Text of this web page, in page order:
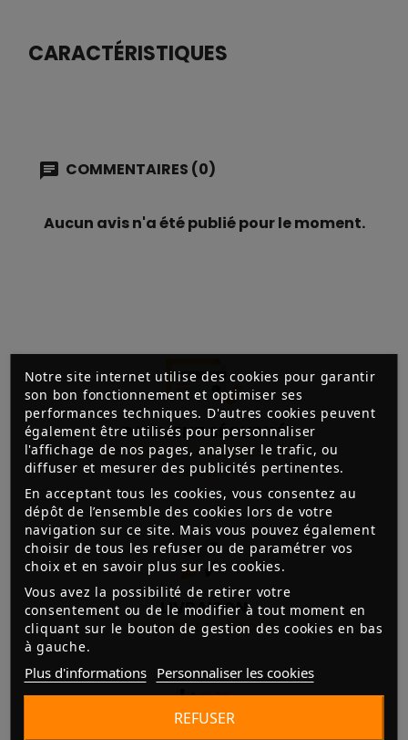
Notre site internet utilise des cookies pour garantir
son bon fonctionnement et optimiser ses
performances techniques. D'autres cookies peuvent
également être utilisés pour personnaliser
l'affichage de nos pages, analyser le trafic, ou
diffuser et mesurer des publicités pertinentes.
En acceptant tous les cookies, vous consentez au
dépôt de l’ensemble des cookies lors de votre
navigation sur ce site. Mais vous pouvez également
choisir de tous les refuser ou de paramétrer vos
choix et en savoir plus sur les cookies.
Vous avez la possibilité de retirer votre
consentement ou de le modifier à tout moment en
cliquant sur le bouton de gestion des cookies en bas
à gauche.
Plus d'informations Personnaliser les cookies
REFUSER
CARACTÉRISTIQUES
COMMENTAIRES (0)
Aucun avis n'a été publié pour le moment.
PAIEMENT SÉCURISÉ
3D SECURE, CHÈQUES, CB,
VIREMENT
LIVRAISON
FRANCE ET EUROPE